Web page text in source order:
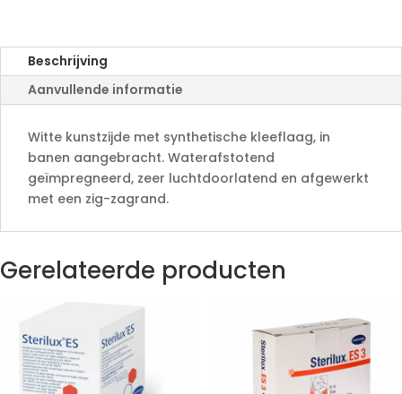
a
t
Beschrijving
Aanvullende informatie
Witte kunstzijde met synthetische kleeflaag, in
banen aangebracht. Waterafstotend
geïmpregneerd, zeer luchtdoorlatend en afgewerkt
met een zig-zagrand.
Gerelateerde producten